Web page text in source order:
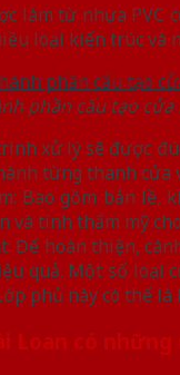
làm từ nhựa PVC
loại kiến trúc và
phần cấu tạo
xử lý sẽ được
từng thanh cửa
Bao gồm bản lề,
và tính thẩm mỹ
Để hoàn thiện,
quả. Một số loại
phủ này có thể
Loan có những